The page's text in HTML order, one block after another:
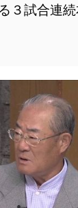
３試合連